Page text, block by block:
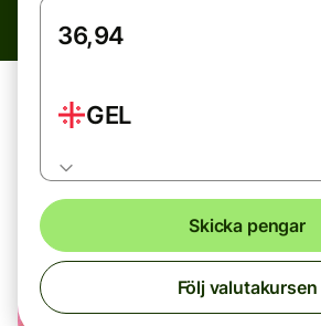
GEL
Skicka pengar
Följ valutakursen